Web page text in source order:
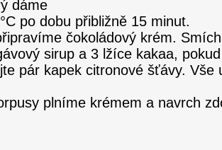
dáme
po dobu přibližně 15 minut.
čokoládový krém.
sirup a 3 lžíce kakaa,
pár kapek citronové šťávy. Vše
plníme krémem a navrch